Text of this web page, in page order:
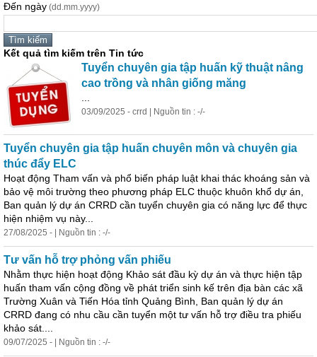
Đến ngày (dd.mm.yyyy)
Kết quả tìm kiếm trên Tin tức
Tuyển chuyên gia tập huấn kỹ thuật nâng
cao trồng và nhân giống măng
03/09/2025 - crrd | Nguồn tin : -/-
Tuyển chuyên gia tập huấn chuyên môn và chuyên gia
thúc đẩy ELC
Hoạt động Tham vấn và phổ biến pháp luật khai thác khoáng sản và
bảo vệ môi trường theo phương pháp ELC thuộc khuôn khổ dự án,
Ban quản lý dự án CRRD cần tuyển chuyên gia có năng lực để thực
hiện nhiệm vụ này...
27/08/2025 - | Nguồn tin : -/-
Tư vấn hỗ trợ phỏng vấn phiếu
Nhằm thực hiện hoạt động Khảo sát đầu kỳ dự án và thực hiện tập
huấn tham vấn cộng đồng về phát triển sinh kế trên địa bàn các xã
Trường Xuân và Tiến Hóa tỉnh Quảng Bình, Ban quản lý dự án
CRRD đang có nhu cầu cần tuyển một tư vấn hỗ trợ điều tra phiếu
khảo sát....
09/07/2025 - | Nguồn tin : -/-